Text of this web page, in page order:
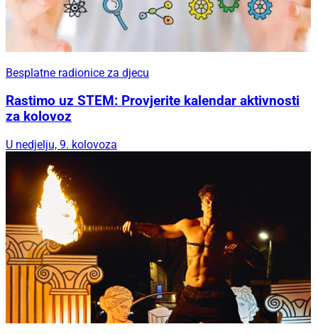
Besplatne radionice za djecu
Rastimo uz STEM: Provjerite kalendar aktivnosti
za kolovoz
U nedjelju, 9. kolovoza